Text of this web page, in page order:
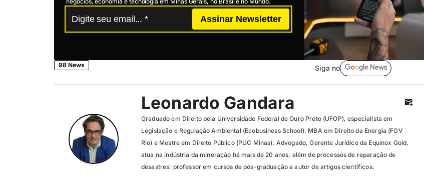
Assinar Newsletter
98 News Siga no
Leonardo Gandara
Graduado em Direito pela Universidade Federal de Ouro Preto (UFOP), especialista em
Legislação e Regulação Ambiental (Ecobusiness School), MBA em Direito da Energia (FGV
Rio) e Mestre em Direito Público (PUC Minas). Advogado, Gerente Jurídico da Equinox Gold,
atua na indústria da mineração há mais de 20 anos, além de processos de reparação de
desastres; professor em cursos de pós-graduação e autor de artigos científicos.